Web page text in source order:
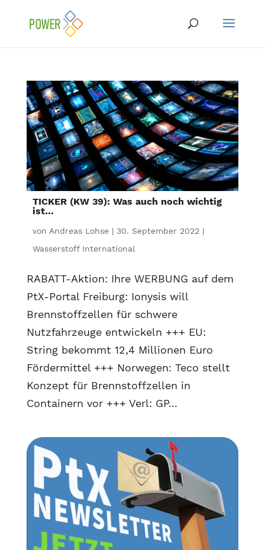
TICKER (KW 39): Was auch noch wichtig
ist…
von Andreas Lohse| 30. September 2022 |
Wasserstoff International
RABATT-Aktion: Ihre WERBUNG auf dem
PtX-Portal Freiburg: Ionysis will
Brennstoffzellen für schwere
Nutzfahrzeuge entwickeln +++ EU:
String bekommt 12,4 Millionen Euro
Fördermittel +++ Norwegen: Teco stellt
Konzept für Brennstoffzellen in
Containern vor +++ Verl: GP...